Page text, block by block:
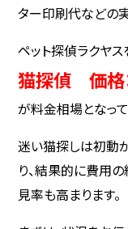
ター印刷代などの
ペット探偵ラクヤ
猫探偵 価格
が料金相場となって
迷い猫探しは初動
り、結果的に費用
見率も高まります。